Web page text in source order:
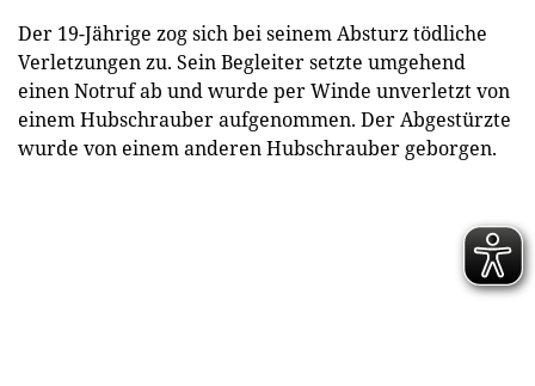
Der 19-Jährige zog sich bei seinem Absturz tödliche
Verletzungen zu. Sein Begleiter setzte umgehend
einen Notruf ab und wurde per Winde unverletzt von
einem Hubschrauber aufgenommen. Der Abgestürzte
wurde von einem anderen Hubschrauber geborgen.